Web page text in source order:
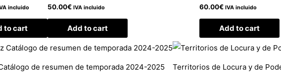
incluido
to cart
50.00€ IVA incluido
Add to cart
60.00€ IVA incluido
Add to cart
de resumen de temporada 2024-2025 Territorios de Locura y de